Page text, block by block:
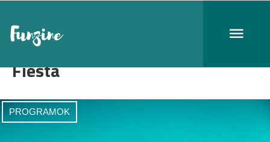
Fiesta
PROGRAMOK